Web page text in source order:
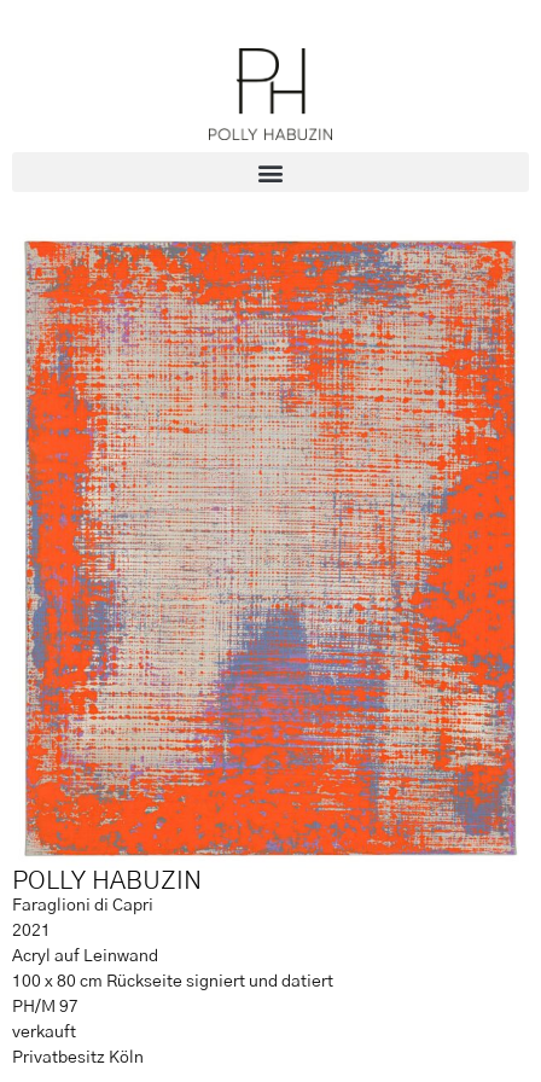
POLLY HABUZIN
Faraglioni di Capri
2021
Acryl auf Leinwand
100 x 80 cm Rückseite signiert und datiert
PH/M 97
verkauft
Privatbesitz Köln